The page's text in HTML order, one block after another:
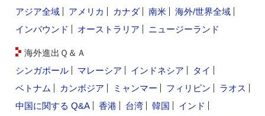
アジア全域
アメリカ カナダ 南米
海外/世界全域
インバウンド
オーストラリア ニュージーランド
海外進出Ｑ＆Ａ
シンガポール
マレーシア インドネシア
タイ
ベトナム
カンボジア ミャンマー フィリピン
ラオス
中国に関する Q&A
香港 台湾 韓国
インド